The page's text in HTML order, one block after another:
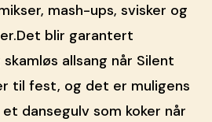
mash-ups, svisker og
blir garantert
allsang når Silent
til fest, og det er muligens
dansegulv som koker når